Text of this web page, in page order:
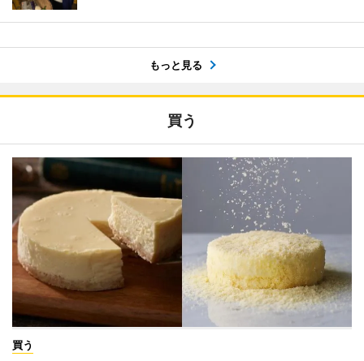
もっと見る
買う
買う